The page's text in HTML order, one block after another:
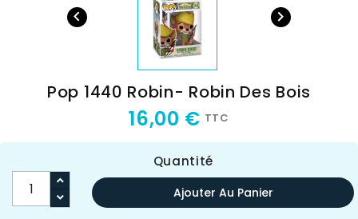
 
Pop 1440 Robin- Robin Des Bois
16,00 € TTC
Quantité
Ajouter Au Panier